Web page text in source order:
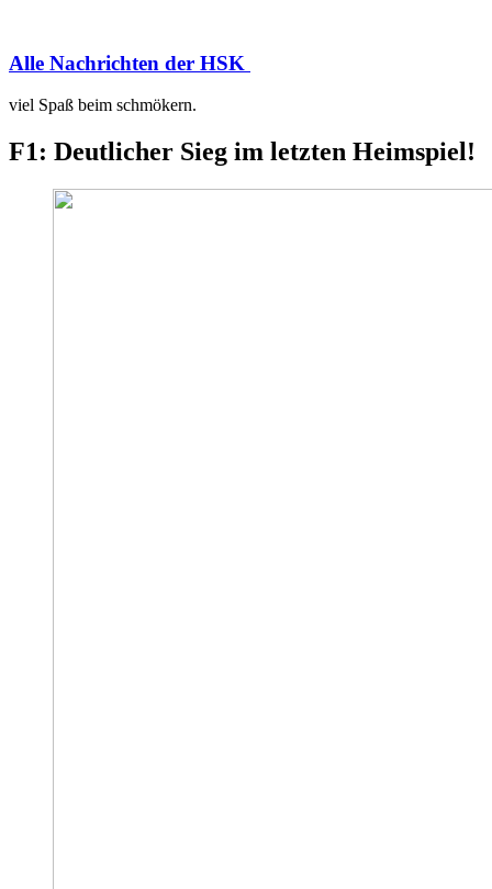
Alle Nachrichten der HSK
viel Spaß beim schmökern.
F1: Deutlicher Sieg im letzten Heimspiel!